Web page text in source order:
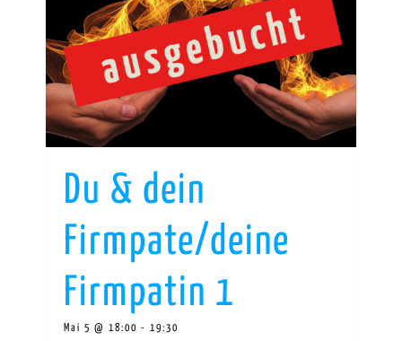
Du & dein
Firmpate/deine
Firmpatin 1
Mai 5 @ 18:00 - 19:30